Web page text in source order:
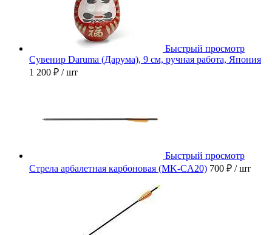
Быстрый просмотр
Сувенир Daruma (Дарума), 9 см, ручная работа, Япония
1 200 ₽ / шт
Быстрый просмотр
Стрела арбалетная карбоновая (MK-CA20) 700 ₽ / шт